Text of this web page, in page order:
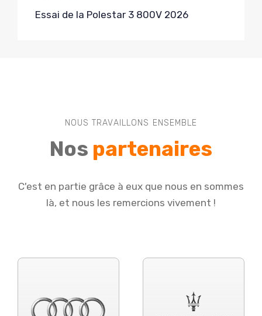
Essai de la Polestar 3 800V 2026
NOUS TRAVAILLONS ENSEMBLE
Nos partenaires
C'est en partie grâce à eux que nous en sommes
là, et nous les remercions vivement !